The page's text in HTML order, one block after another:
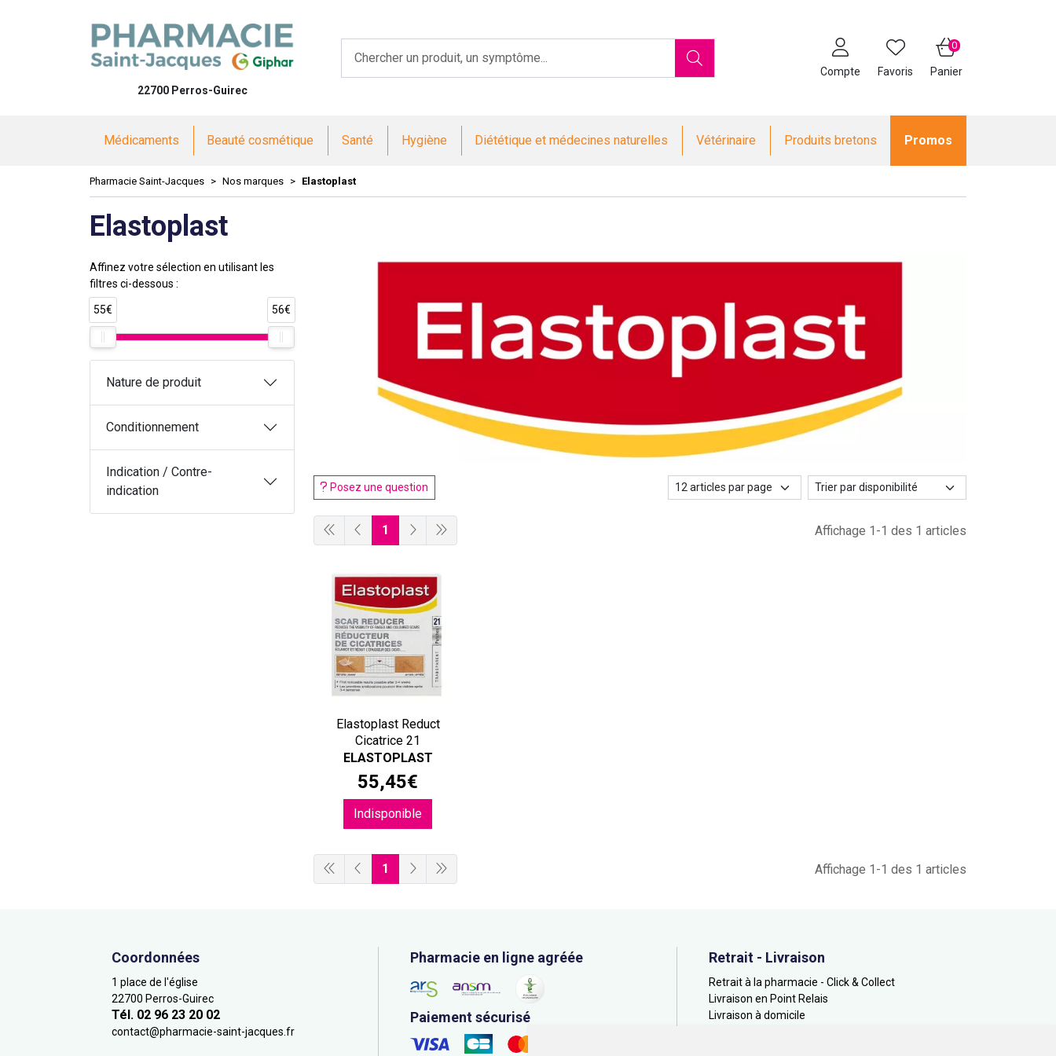
22700 Perros-Guirec
Compte Favoris Panier
0
Médicaments Beauté cosmétique Santé Hygiène Diététique et médecines naturelles Vétérinaire Produits bretons Promos
Pharmacie Saint-Jacques Nos marques Elastoplast
Elastoplast
Posez une question
Affichage 1-1 des 1 articles
1
Elastoplast Reduct
Cicatrice 21
ELASTOPLAST
55,45€
Indisponible
Affichage 1-1 des 1 articles
1
Affinez votre sélection en utilisant les
filtres ci-dessous :
55€ 56€
Nature de produit
Conditionnement
Indication / Contre-
indication
Coordonnées
1 place de l'église
22700 Perros-Guirec
Tél. 02 96 23 20 02
contact@pharmacie-saint-jacques.fr
Pharmacie en ligne agréée
Paiement sécurisé
Retrait - Livraison
Retrait à la pharmacie - Click & Collect
Livraison en Point Relais
Livraison à domicile